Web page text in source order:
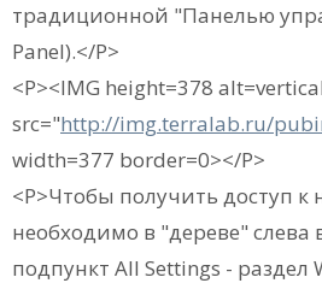
традиционной "Панелью
Panel).</P>
<P><IMG height=378
src="http://img.terralab.ru/
width=377 border=0></P>
<P>Чтобы получить доступ к
необходимо в "дереве" слева
подпункт All Settings - раздел